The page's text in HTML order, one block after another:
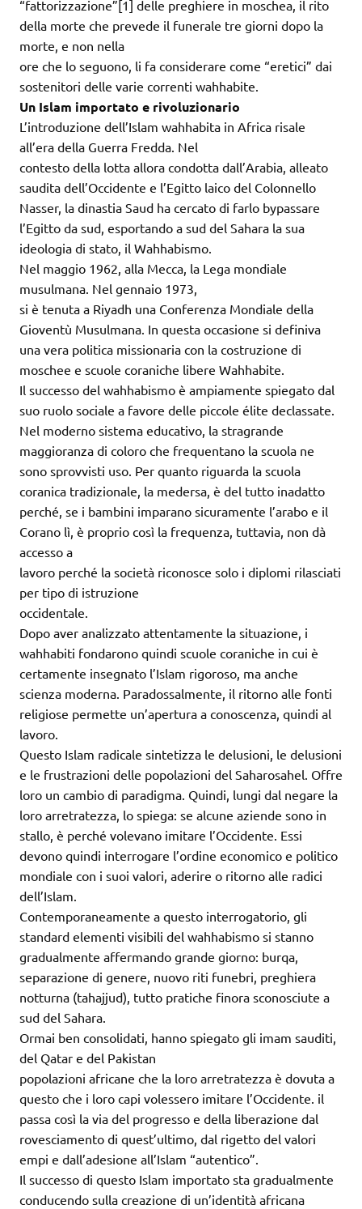
“fattorizzazione”[1] delle preghiere in moschea, il rito
della morte che prevede il funerale tre giorni dopo la
morte, e non nella
ore che lo seguono, li fa considerare come “eretici” dai
sostenitori delle varie correnti wahhabite.
Un Islam importato e rivoluzionario
L’introduzione dell’Islam wahhabita in Africa risale
all’era della Guerra Fredda. Nel
contesto della lotta allora condotta dall’Arabia, alleato
saudita dell’Occidente e l’Egitto laico del Colonnello
Nasser, la dinastia Saud ha cercato di farlo bypassare
l’Egitto da sud, esportando a sud del Sahara la sua
ideologia di stato, il Wahhabismo.
Nel maggio 1962, alla Mecca, la Lega mondiale
musulmana. Nel gennaio 1973,
si è tenuta a Riyadh una Conferenza Mondiale della
Gioventù Musulmana. In questa occasione si definiva
una vera politica missionaria con la costruzione di
moschee e scuole coraniche libere Wahhabite.
Il successo del wahhabismo è ampiamente spiegato dal
suo ruolo sociale a favore delle piccole élite declassate.
Nel moderno sistema educativo, la stragrande
maggioranza di coloro che frequentano la scuola ne
sono sprovvisti uso. Per quanto riguarda la scuola
coranica tradizionale, la medersa, è del tutto inadatto
perché, se i bambini imparano sicuramente l’arabo e il
Corano lì, è proprio così la frequenza, tuttavia, non dà
accesso a
lavoro perché la società riconosce solo i diplomi rilasciati
per tipo di istruzione
occidentale.
Dopo aver analizzato attentamente la situazione, i
wahhabiti fondarono quindi scuole coraniche in cui è
certamente insegnato l’Islam rigoroso, ma anche
scienza moderna. Paradossalmente, il ritorno alle fonti
religiose permette un’apertura a conoscenza, quindi al
lavoro.
Questo Islam radicale sintetizza le delusioni, le delusioni
e le frustrazioni delle popolazioni del Saharosahel. Offre
loro un cambio di paradigma. Quindi, lungi dal negare la
loro arretratezza, lo spiega: se alcune aziende sono in
stallo, è perché volevano imitare l’Occidente. Essi
devono quindi interrogare l’ordine economico e politico
mondiale con i suoi valori, aderire o ritorno alle radici
dell’Islam.
Contemporaneamente a questo interrogatorio, gli
standard elementi visibili del wahhabismo si stanno
gradualmente affermando grande giorno: burqa,
separazione di genere, nuovo riti funebri, preghiera
notturna (tahajjud), tutto pratiche finora sconosciute a
sud del Sahara.
Ormai ben consolidati, hanno spiegato gli imam sauditi,
del Qatar e del Pakistan
popolazioni africane che la loro arretratezza è dovuta a
questo che i loro capi volessero imitare l’Occidente. il
passa così la via del progresso e della liberazione dal
rovesciamento di quest’ultimo, dal rigetto del valori
empi e dall’adesione all’Islam “autentico”.
Il successo di questo Islam importato sta gradualmente
conducendo sulla creazione di un’identità africana